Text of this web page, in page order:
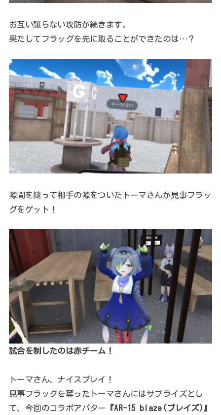
お互い譲らない攻防が続きます。
果たしてフラッグを先に取ることができたのは…？
隙間を縫って相手の隙をついたトーマさんが見事フラッ
グをゲット！
試合を制したのは赤チーム！
トーマさん、ナイスプレイ！
見事フラッグを奪ったトーマさんにはサプライズとし
て、今回のコラボアバター
『AR-15 blaze(ブレイズ)』